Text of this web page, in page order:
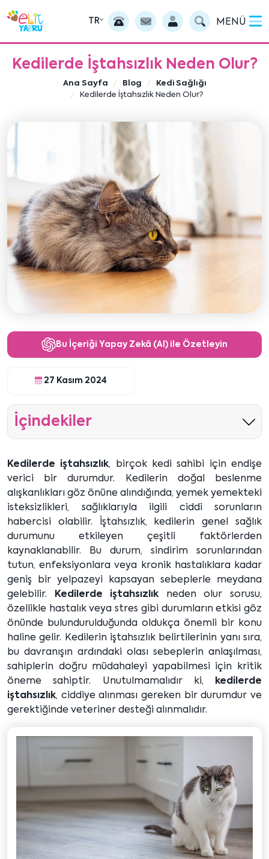
TR MENÜ
Kedilerde İştahsızlık Neden Olur?
Ana Sayfa Blog
Kedi Sağlığı
Kedilerde İştahsızlık Neden Olur?
Bu İçeriği Yapay Zekâ (AI) ile Özetleyin
27 Kasım 2024
İçindekiler
Kedilerde iştahsızlık, birçok kedi sahibi için endişe
verici bir durumdur. Kedilerin doğal beslenme
alışkanlıkları göz önüne alındığında, yemek yemekteki
isteksizlikleri, sağlıklarıyla ilgili ciddi sorunların
habercisi olabilir. İştahsızlık, kedilerin genel sağlık
durumunu etkileyen çeşitli faktörlerden
kaynaklanabilir. Bu durum, sindirim sorunlarından
tutun, enfeksiyonlara veya kronik hastalıklara kadar
geniş bir yelpazeyi kapsayan sebeplerle meydana
gelebilir. Kedilerde iştahsızlıkneden olur sorusu,
özellikle hastalık veya stres gibi durumların etkisi göz
önünde bulundurulduğunda oldukça önemli bir konu
haline gelir. Kedilerin iştahsızlık belirtilerinin yanı sıra,
bu davranışın ardındaki olası sebeplerin anlaşılması,
sahiplerin doğru müdahaleyi yapabilmesi için kritik
öneme sahiptir. Unutulmamalıdır ki, kedilerde
iştahsızlık, ciddiye alınması gereken bir durumdur ve
gerektiğinde veteriner desteği alınmalıdır.